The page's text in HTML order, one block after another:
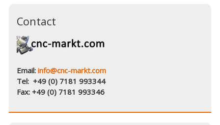
Contact
Email:info@cnc-markt.com
Tel: +49 (0) 7181 993344
Fax: +49 (0) 7181 993346